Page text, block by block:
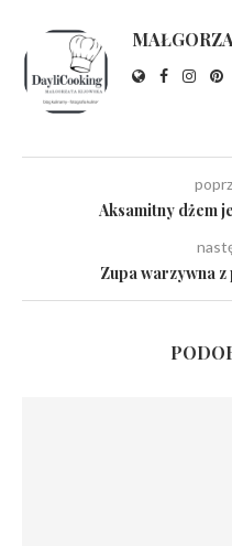
Aksamitny dżem
Zupa warzywna